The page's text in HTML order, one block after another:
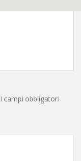
I campi obbligatori